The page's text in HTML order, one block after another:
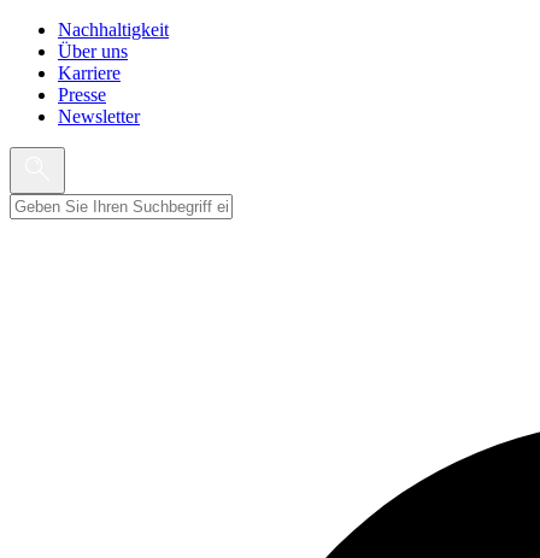
Nachhaltigkeit
Über uns
Karriere
Presse
Newsletter